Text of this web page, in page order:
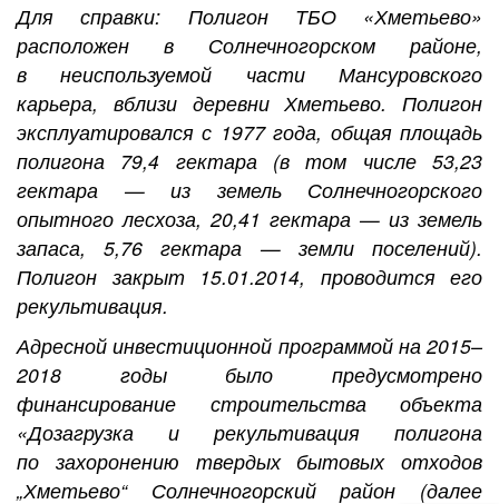
Для справки: Полигон ТБО «Хметьево»
расположен в Солнечногорском районе,
в неиспользуемой части Мансуровского
карьера, вблизи деревни Хметьево. Полигон
эксплуатировался с 1977 года, общая площадь
полигона 79,4 гектара (в том числе 53,23
гектара — из земель Солнечногорского
опытного лесхоза, 20,41 гектара — из земель
запаса, 5,76 гектара — земли поселений).
Полигон закрыт 15.01.2014, проводится его
рекультивация.
Адресной инвестиционной программой на 2015–
2018 годы было предусмотрено
финансирование строительства объекта
«Дозагрузка и рекультивация полигона
по захоронению твердых бытовых отходов
„Хметьево“ Солнечногорский район (далее